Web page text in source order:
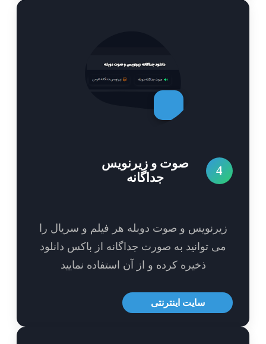
صوت و زیرنویس
جداگانه
و صوت دوبله هر فیلم و سریال را
توانید به صورت جداگانه از باکس دانلود
ذخیره کرده و از آن استفاده نمایید
سایت اینترنتی